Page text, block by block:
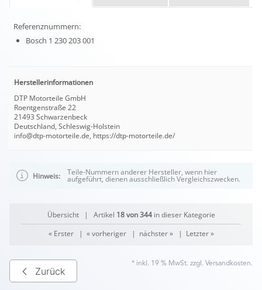
Referenznummern:
Bosch 1 230 203 001
Herstellerinformationen
DTP Motorteile GmbH
Roentgenstraße 22
21493 Schwarzenbeck
Deutschland, Schleswig-Holstein
info@dtp-motorteile.de, https://dtp-motorteile.de/
Hinweis: Teile-Nummern anderer Hersteller, wenn hier
aufgeführt, dienen ausschließlich Vergleichszwecken.
Übersicht| Artikel 18 von 344in dieser Kategorie
« Erster| « vorheriger| nächster »| Letzter »
Zurück
* inkl. 19 % MwSt. zzgl. Versandkosten.